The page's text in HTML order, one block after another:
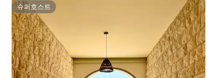
슈퍼호스트
슈퍼호스트